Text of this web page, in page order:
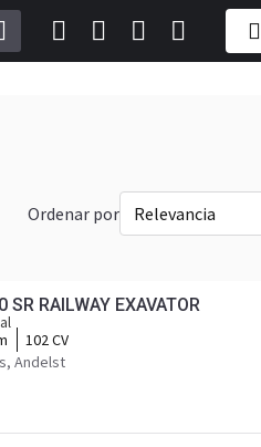
Ordenar por Relevancia
RAILWAY EXAVATOR
102 CV
Andelst